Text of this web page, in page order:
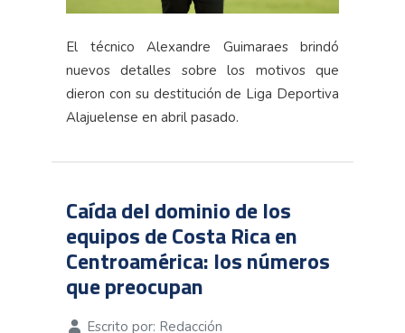
El técnico Alexandre Guimaraes brindó
nuevos detalles sobre los motivos que
dieron con su destitución de Liga Deportiva
Alajuelense en abril pasado.
Caída del dominio de los
equipos de Costa Rica en
Centroamérica: los números
que preocupan
Escrito por: Redacción